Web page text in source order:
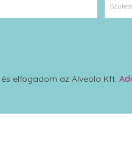
elfogadom az Alveola Kft.